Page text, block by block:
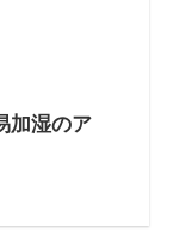
加湿のア